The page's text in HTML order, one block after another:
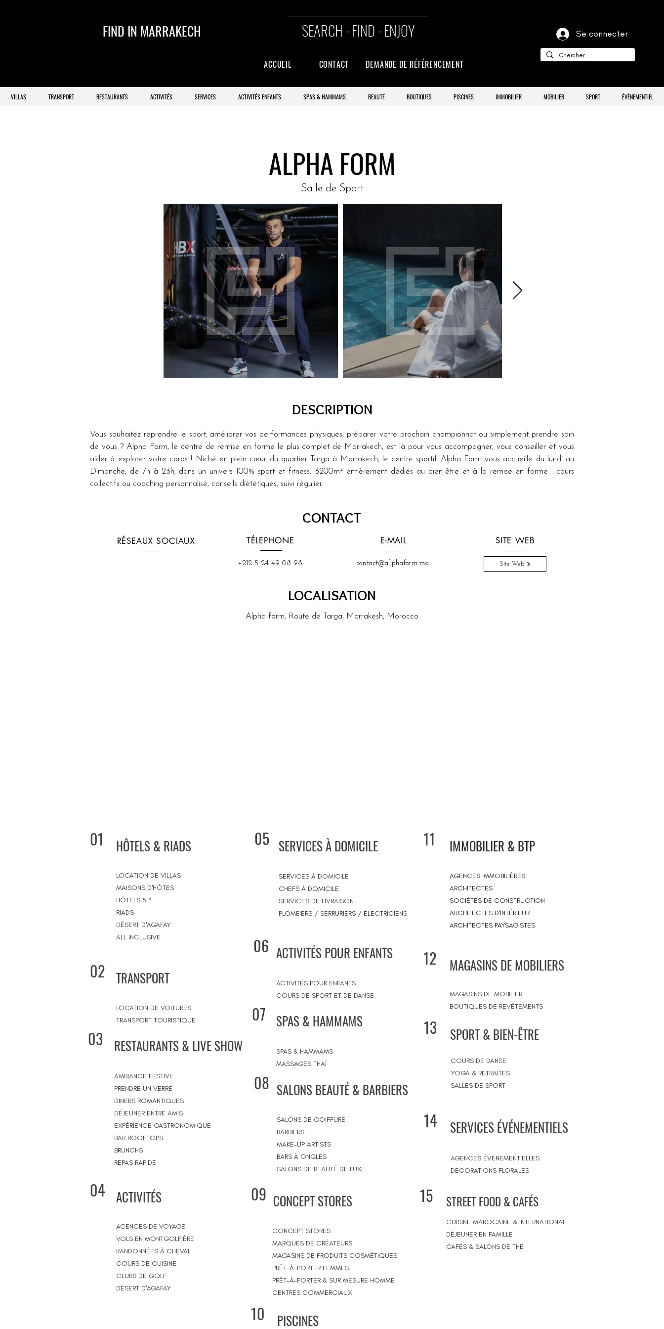
FIND IN MARRAKECH SEARCH - FIND - ENJOY
ACCUEIL CONTACT DEMANDE DE RÉFÉRENCEMENT
Se connecter
VILLAS TRANSPORT RESTAURANTS ACTIVITÉS SERVICES ACTIVITÉS ENFANTS SPAS & HAMMAMS BEAUTÉ BOUTIQUES PISCINES IMMOBILIER MOBILIER SPORT ÉVÈNEMENTIEL
ALPHA FORM
Salle de Sport
DESCRIPTION
Vous souhaitez reprendre le sport, améliorer vos performances physiques, préparer votre prochain championnat ou simplement prendre soin
de vous ? Alpha Form, le centre de remise en forme le plus complet de Marrakech, est là pour vous accompagner, vous conseiller et vous
aider à explorer votre corps ! Niché en plein cœur du quartier Targa à Marrakech, le centre sportif Alpha Form vous accueille du lundi au
Dimanche, de 7h à 23h, dans un univers 100% sport et fitness. 3200m² entièrement dédiés au bien-être et à la remise en forme : cours
collectifs ou coaching personnalisé, conseils diététiques, suivi régulier.
CONTACT
RÉSEAUX SOCIAUX TÉLEPHONE
+212 5 24 49 08 98
E-MAIL
contact@alphaform.ma
SITE WEB
Site Web
LOCALISATION
Alpha form, Route de Targa, Marrakesh, Morocco
01 HÔTELS & RIADS
LOCATION DE VILLAS
MAISONS D'HÔTES
HÔTELS 5 *
RIADS
DÉSERT D'AGAFAY
ALL INCLUSIVE
02 TRANSPORT
LOCATION DE VOITURES
TRANSPORT TOURISTIQUE
03 RESTAURANTS & LIVE SHOW
AMBIANCE FESTIVE
PRENDRE UN VERRE
DINERS ROMANTIQUES
DÉJEUNER ENTRE AMIS
EXPÉRIENCE GASTRONOMIQUE
BAR ROOFTOPS
BRUNCHS
REPAS RAPIDE
04 ACTIVITÉS
AGENCES DE VOYAGE
VOLS EN MONTGOLFIÈRE
RANDONNÉES À CHEVAL
COURS DE CUISINE
CLUBS DE GOLF
DÉSERT D'AGAFAY
05 SERVICES À DOMICILE
SERVICES À DOMICILE
CHEFS À DOMICILE
SERVICES DE LIVRAISON
PLOMBIERS / SERRURIERS / ÉLECTRICIENS
11 IMMOBILIER & BTP
AGENCES IMMOBILIÈRES
ARCHITECTES
SOCIÉTÉS DE CONSTRUCTION
ARCHITECTES D'INTÉRIEUR
ARCHITECTES PAYSAGISTES
06 ACTIVITÉS POUR ENFANTS
ACTIVITÉS POUR ENFANTS
COURS DE SPORT ET DE DANSE
12 MAGASINS DE MOBILIERS
MAGASINS DE MOBILIER
BOUTIQUES DE REVÊTEMENTS
07 SPAS & HAMMAMS
SPAS & HAMMAMS
MASSAGES THAÏ
08 SALONS BEAUTÉ & BARBIERS
SALONS DE COIFFURE
BARBIERS
MAKE-UP ARTISTS
BARS À ONGLES
SALONS DE BEAUTÉ DE LUXE
13 SPORT & BIEN-ÊTRE
COURS DE DANSE
YOGA & RETRAITES
SALLES DE SPORT
14 SERVICES ÉVÉNEMENTIELS
AGENCES ÉVÉNEMENTIELLES
DECORATIONS FLORALES
09 CONCEPT STORES
CONCEPT STORES
MARQUES DE CRÉATEURS
MAGASINS DE PRODUITS COSMÉTIQUES
PRÊT-À-PORTER FEMMES
PRÊT-À-PORTER & SUR MESURE HOMME
CENTRES COMMERCIAUX
15 STREET FOOD & CAFÉS
CUISINE MAROCAINE & INTERNATIONAL
DÉJEUNER EN FAMILLE
CAFÉS & SALONS DE THÉ
10 PISCINES